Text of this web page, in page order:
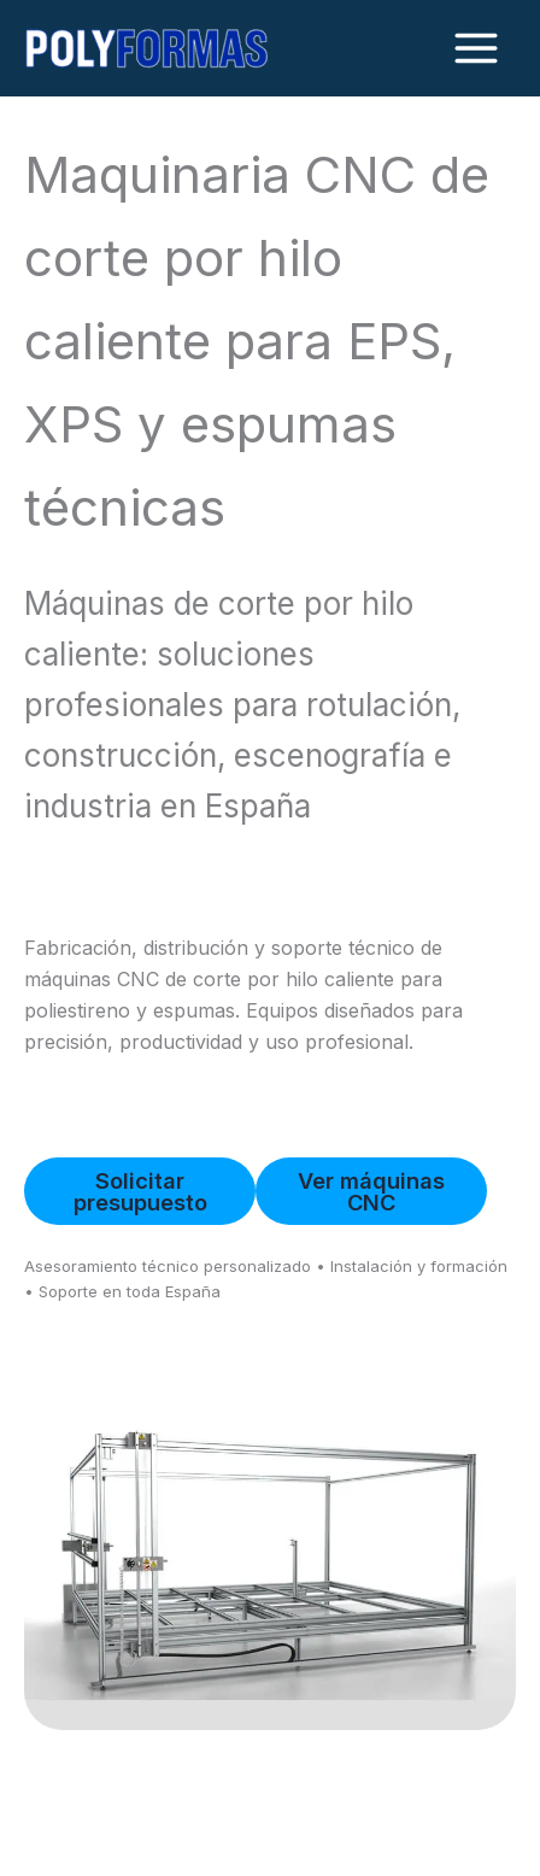
Maquinaria CNC de
corte por hilo
caliente para EPS,
XPS y espumas
técnicas
Máquinas de corte por hilo
caliente: soluciones
profesionales para rotulación,
construcción, escenografía e
industria en España
Fabricación, distribución y soporte técnico de
máquinas CNC de corte por hilo caliente para
poliestireno y espumas. Equipos diseñados para
precisión, productividad y uso profesional.
Solicitar
presupuesto
Ver máquinas
CNC
Asesoramiento técnico personalizado • Instalación y formación
• Soporte en toda España